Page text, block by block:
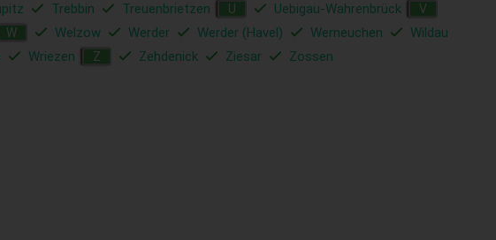
Trebbin Treuenbrietzen U Uebigau-Wahrenbrück V
W Welzow Werder Werder (Havel) Werneuchen
Wildau
Wriezen Z Zehdenick Ziesar Zossen